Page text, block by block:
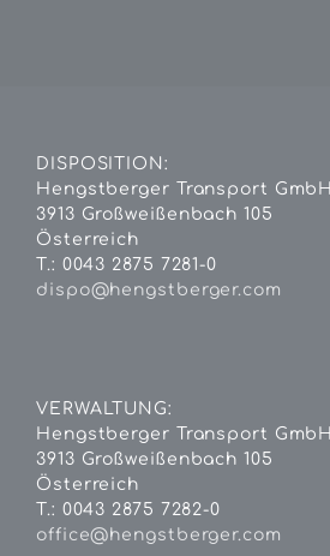
DISPOSITION:
Hengstberger Transport GmbH
3913 Großweißenbach 105
Österreich
T.: 0043 2875 7281-0
dispo@hengstberger.com
VERWALTUNG:
Hengstberger Transport GmbH
3913 Großweißenbach 105
Österreich
T.: 0043 2875 7282-0
office@hengstberger.com